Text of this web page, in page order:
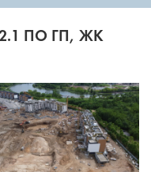
ПО ГП, ЖК